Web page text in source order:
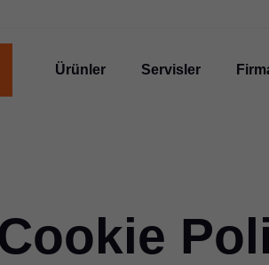
Ürünler Servisler